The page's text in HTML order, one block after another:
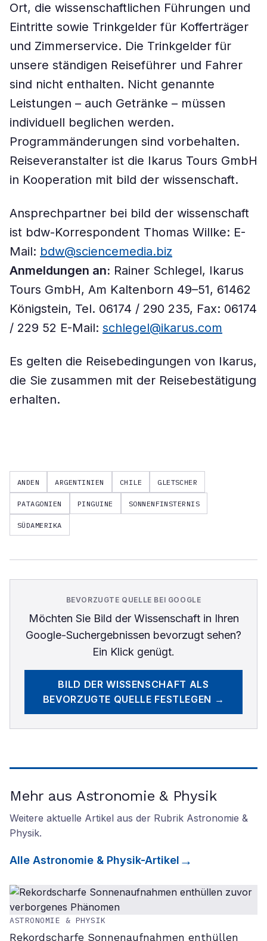
Ort, die wissenschaftlichen Führungen und
Eintritte sowie Trinkgelder für Kofferträger
und Zimmerservice. Die Trinkgelder für
unsere ständigen Reiseführer und Fahrer
sind nicht enthalten. Nicht genannte
Leistungen – auch Getränke – müssen
individuell beglichen werden.
Programmänderungen sind vorbehalten.
Reiseveranstalter ist die Ikarus Tours GmbH
in Kooperation mit bild der wissenschaft.
Ansprechpartner bei bild der wissenschaft
ist bdw-Korrespondent Thomas Willke: E-
Mail: bdw@sciencemedia.biz
Anmeldungen an: Rainer Schlegel, Ikarus
Tours GmbH, Am Kaltenborn 49–51, 61462
Königstein, Tel. 06174 / 290 235, Fax: 06174
/ 229 52 E-Mail: schlegel@ikarus.com
Es gelten die Reisebedingungen von Ikarus,
die Sie zusammen mit der Reisebestätigung
erhalten.
ANDEN ARGENTINIEN CHILE GLETSCHER
PATAGONIEN PINGUINE SONNENFINSTERNIS
SÜDAMERIKA
BEVORZUGTE QUELLE BEI GOOGLE
Möchten Sie Bild der Wissenschaftin Ihren
Google-Suchergebnissen bevorzugt sehen?
Ein Klick genügt.
BILD DER WISSENSCHAFT ALS
BEVORZUGTE QUELLE FESTLEGEN →
Mehr aus Astronomie & Physik
Weitere aktuelle Artikel aus der Rubrik Astronomie &
Physik.
Alle Astronomie & Physik-Artikel
ASTRONOMIE & PHYSIK
Rekordscharfe Sonnenaufnahmen enthüllen